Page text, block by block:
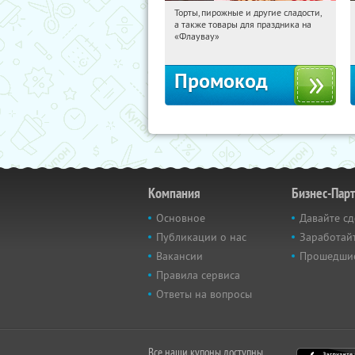
11:45:17 Получили:
Россия
Торты, пирожные и другие сладости,
а также товары для праздника на
«Флаувау»
Промокод
Компания
Основное
Публикации о нас
Вакансии
Правила сервиса
Ответы на вопросы
Бизнес-
Давайте